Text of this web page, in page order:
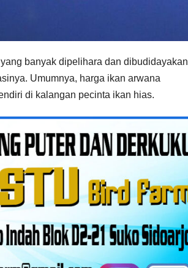
banyak dipelihara dan dibudidayakan
Umumnya, harga ikan arwana
di kalangan pecinta ikan hias.